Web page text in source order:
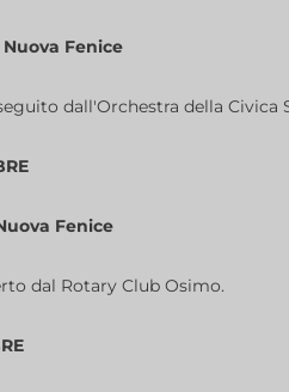
Fenice
dall'Orchestra della Civica
Fenice
dal Rotary Club Osimo.